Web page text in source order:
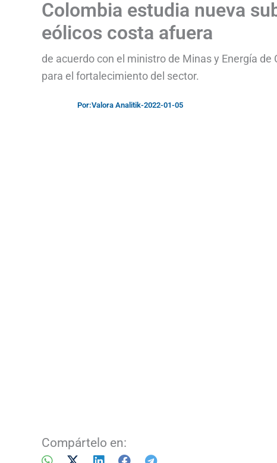
Colombia estudia nueva
eólicos costa afuera
de acuerdo con el ministro de Minas y Energía
para el fortalecimiento del sector.
Por:Valora Analitik-2022-01-05
Compártelo en: